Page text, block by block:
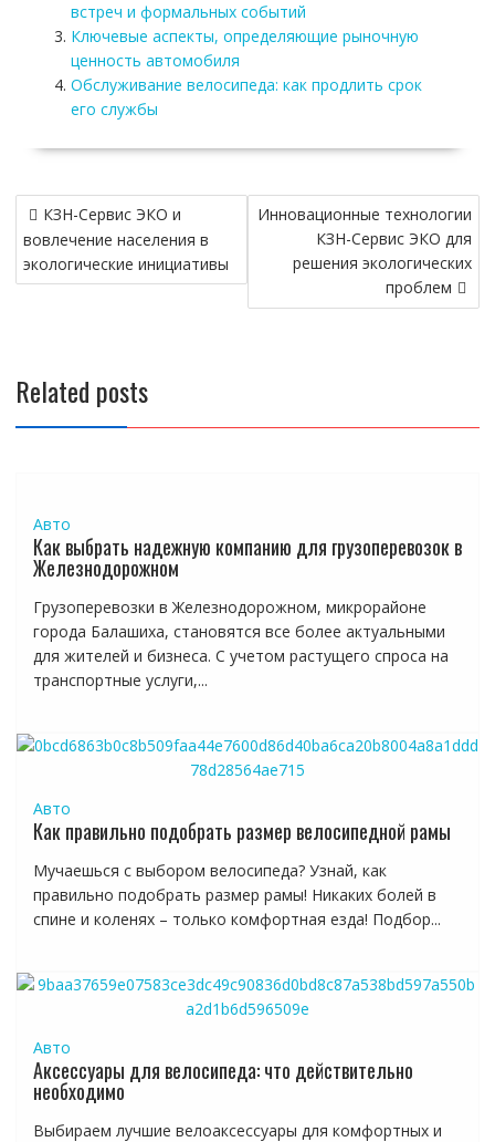
встреч и формальных событий
Ключевые аспекты, определяющие рыночную
ценность автомобиля
Обслуживание велосипеда: как продлить срок
его службы
Навигация
по
записям
КЗН-Сервис ЭКО и
вовлечение населения в
экологические инициативы
Инновационные технологии
КЗН-Сервис ЭКО для
решения экологических
проблем
Related posts
Авто
Как выбрать надежную компанию для грузоперевозок в
Железнодорожном
Грузоперевозки в Железнодорожном, микрорайоне
города Балашиха, становятся все более актуальными
для жителей и бизнеса. С учетом растущего спроса на
транспортные услуги,...
Авто
Как правильно подобрать размер велосипедной рамы
Мучаешься с выбором велосипеда? Узнай, как
правильно подобрать размер рамы! Никаких болей в
спине и коленях – только комфортная езда! Подбор...
Авто
Аксессуары для велосипеда: что действительно
необходимо
Выбираем лучшие велоаксессуары для комфортных и